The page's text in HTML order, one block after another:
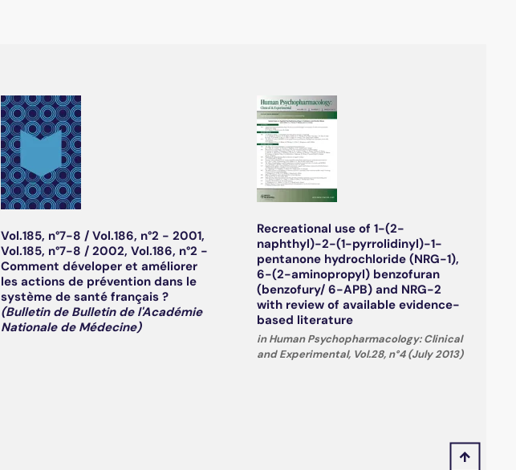
Vol.185, n°7-8 / Vol.186, n°2 - 2001,
Vol.185, n°7-8 / 2002, Vol.186, n°2 -
Comment déveloper et améliorer
les actions de prévention dans le
système de santé français ?
(Bulletin de Bulletin de l'Académie
Nationale de Médecine)
Recreational use of 1-(2-
naphthyl)-2-(1-pyrrolidinyl)-1-
pentanone hydrochloride (NRG-1),
6-(2-aminopropyl) benzofuran
(benzofury/ 6-APB) and NRG-2
with review of available evidence-
based literature
in Human Psychopharmacology: Clinical
and Experimental, Vol.28, n°4 (July 2013)